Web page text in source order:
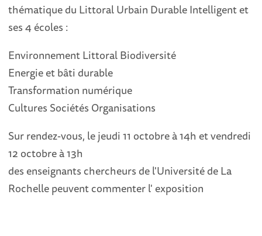
thématique du Littoral Urbain Durable Intelligent et
ses 4 écoles :
Environnement Littoral Biodiversité
Energie et bâti durable
Transformation numérique
Cultures Sociétés Organisations
Sur rendez-vous, le jeudi 11 octobre à 14h et vendredi
12 octobre à 13h
des enseignants chercheurs de l'Université de La
Rochelle peuvent commenter l' exposition